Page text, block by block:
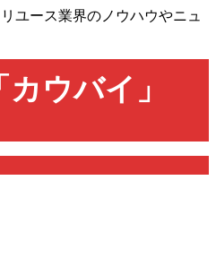
ユース業界のノウハウやニュ
ウバイ」